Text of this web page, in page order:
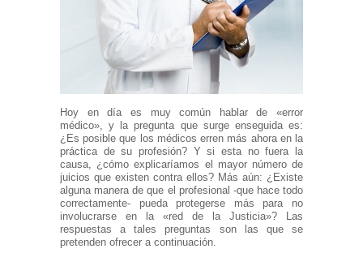
Hoy en día es muy común hablar de «error
médico», y la pregunta que surge enseguida es:
¿Es posible que los médicos erren más ahora en la
práctica de su profesión? Y si esta no fuera la
causa, ¿cómo explicaríamos el mayor número de
juicios que existen contra ellos? Más aún: ¿Existe
alguna manera de que el profesional -que hace todo
correctamente- pueda protegerse más para no
involucrarse en la «red de la Justicia»? Las
respuestas a tales preguntas son las que se
pretenden ofrecer a continuación.